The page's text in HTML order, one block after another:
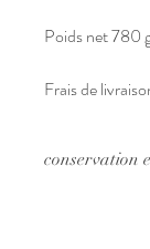
Poids net 780
Frais de
conservation